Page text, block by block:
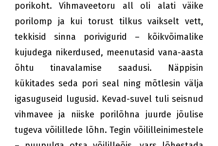
porikoht. Vihmaveetoru all oli alati väike
porilomp ja kui torust tilkus vaikselt vett,
tekkisid sinna porivigurid – kõikvõimalike
kujudega nikerdused, meenutasid vana-aasta
õhtu tinavalamise saadusi. Näppisin
kükitades seda pori seal ning mõtlesin välja
igasuguseid lugusid. Kevad-suvel tuli seisnud
vihmavee ja niiske porilõhna juurde jõulise
tugeva võilillede lõhn. Tegin võililleinimestele